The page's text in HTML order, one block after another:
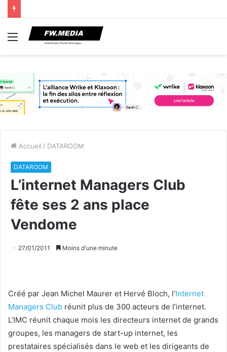
Menu
Accueil / DATAROOM
DATAROOM
L’internet Managers Club
fête ses 2 ans place
Vendome
27/01/2011 Moins d'une minute
Créé par Jean Michel Maurer et Hervé Bloch, l’Internet
Managers Club réunit plus de 300 acteurs de l’internet.
L’IMC réunit chaque mois les directeurs internet de grands
groupes, les managers de start-up internet, les
prestataires spécialisés dans le web et les dirigeants de